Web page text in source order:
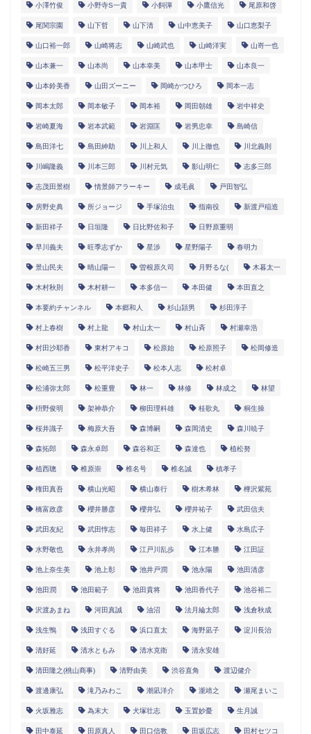
小澤竹俊 小野寺S一貴 小飼弾 小鷹信光 尾原和啓
尾関宗園 山下哲 山下清 山中恵美子 山口恵梨子
山口裕一郎 山崎将志 山崎武也 山崎洋実 山嵜一也
山本兼一 山本尚 山本幸美 山本甲士 山本良一
山本鈴美香 山田ズーニー 岡崎かつひろ 岡本一志
岡本太郎 岡本敏子 岡本裕 岡田朝雄 岩中祥史
岩崎夏海 岩本武範 岩淵匡 岩男忠幸 島崎信
島田洋七 島田紳助 川上和人 川上徹也 川北義則
川嶋隆義 川本三郎 川村元気 影山明仁 志多三郎
志茂田景樹 情景師アラーキー 成毛眞 戸田智弘
房野史典 所ジョージ 手塚治虫 指南役 新渡戸稲造
新田祥子 日垣隆 日比野佐和子 日野原重明
早川義夫 旺季志ずか 星渉 星野陽子 春明力
景山民夫 晴山陽一 曽根原久司 月野るな( 木暮太一
木村秋則 木村耕一 本多信一 本田健 本田直之
本要約チャンネル 本郷和人 杉山頴男 杉田淳子
村上春樹 村上龍 村山太一 村山斉 村瀬幸浩
村田沙耶香 東村アキコ 松原始 松原照子 松岡修造
松崎五三男 松平洋史子 松本人志 松村卓
松浦弥太郎 松重豊 林一 林修 林成之 林望
枡野俊明 架神恭介 柳田理科雄 桂歌丸 桐生操
桜井識子 梅原大吾 森博嗣 森岡清史 森川暁子
森拓郎 森永卓郎 森谷和正 森達也 植松努
植西聰 椎原崇 椎名号 椎名誠 槙孝子
権田真吾 横山光昭 横山泰行 樹木希林 樺沢紫苑
橋富政彦 櫻井勝彦 櫻井弘 櫻井祐子 武田信夫
武田友紀 武田惇志 毎田祥子 水上健 水島広子
水野敬也 永井孝尚 江戸川乱歩 江本勝 江田証
池上奈生美 池上彰 池井戸潤 池永陽 池田清彦
池田潤 池田範子 池田貴将 池田香代子 池谷裕二
沢渡あまね 河田真誠 油沼 法月綸太郎 浅倉秋成
浅生鴨 浅田すぐる 浜口直太 海野凪子 淀川長治
清好延 清水ともみ 清水克衛 清永安雄
清田隆之(桃山商事) 清野由美 渋谷直角 渡辺健介
渡邊康弘 滝乃みわこ 潮凪洋介 瀧靖之 瀬尾まいこ
火坂雅志 為末大 犬塚壮志 玉置妙憂 生月誠
田中泰延 田原真人 田口信教 田坂広志 田村セツコ